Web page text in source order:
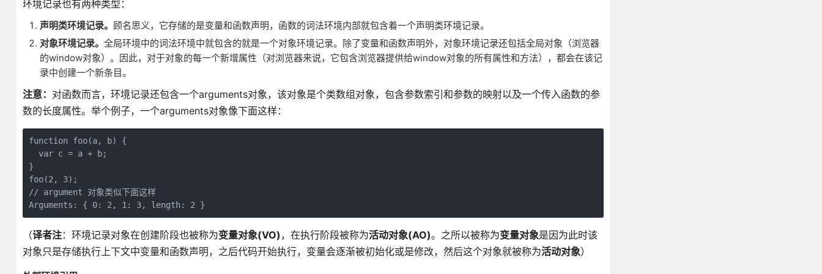
环境记录也有两种类型：
声明类环境记录。 顾名思义，它存储的是变量和函数声明，函数的词法环境内部就包含着一个声明类环境记录。
对象环境记录。 全局环境中的词法环境中就包含的就是一个对象环境记录。除了变量和函数声明外，对象环境记录还包括全局对象（浏览器
的window对象）。因此，对于对象的每一个新增属性（对浏览器来说，它包含浏览器提供给window对象的所有属性和方法），都会在该记
录中创建一个新条目。
注意： 对函数而言，环境记录还包含一个arguments对象，该对象是个类数组对象，包含参数索引和参数的映射以及一个传入函数的参
数的长度属性。举个例子，一个arguments对象像下面这样：
function foo(a, b) {
  var c = a + b;
}
foo(2, 3);
// argument 对象类似下面这样
Arguments: { 0: 2, 1: 3, length: 2 }
（译者注：环境记录对象在创建阶段也被称为变量对象(VO) ，在执行阶段被称为活动对象(AO)。之所以被称为变量对象是因为此时该
对象只是存储执行上下文中变量和函数声明，之后代码开始执行，变量会逐渐被初始化或是修改，然后这个对象就被称为活动对象）